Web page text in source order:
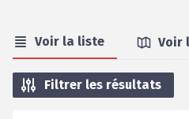
Voir la liste Voir
Filtrer les résultats